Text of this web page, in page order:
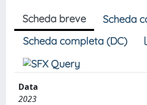
Scheda breve
Scheda
Scheda completa (DC)
Data
2023